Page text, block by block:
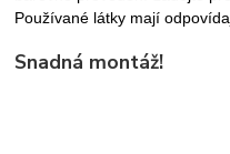
Používané látky mají
Snadná montáž!